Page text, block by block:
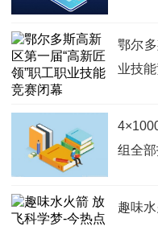
鄂尔
业技
组全
趣味